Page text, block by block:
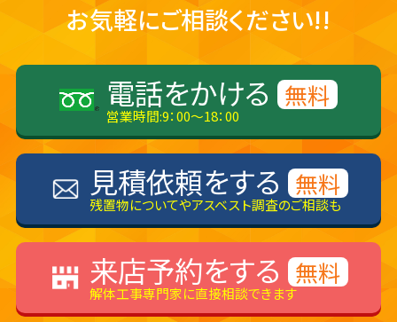
お気軽にご相談ください!!
電話をかける 無料
営業時間:9：00～18：00
見積依頼をする 無料
残置物についてやアスベスト調査のご相談も
来店予約をする 無料
解体工事専門家に直接相談できます